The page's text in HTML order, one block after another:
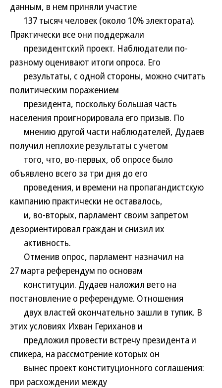
данным, в нем приняли участие
137 тысяч человек (около 10% электората).
Практически все они поддержали
президентский проект. Наблюдатели по-
разному оценивают итоги опроса. Его
результаты, с одной стороны, можно считать
политическим поражением
президента, поскольку большая часть
населения проигнорировала его призыв. По
мнению другой части наблюдателей, Дудаев
получил неплохие результаты с учетом
того, что, во-первых, об опросе было
объявлено всего за три дня до его
проведения, и времени на пропагандистскую
кампанию практически не оставалось,
и, во-вторых, парламент своим запретом
дезориентировал граждан и снизил их
активность.
Отменив опрос, парламент назначил на
27 марта референдум по основам
конституции. Дудаев наложил вето на
постановление о референдуме. Отношения
двух властей окончательно зашли в тупик. В
этих условиях Ихван Гериханов и
предложил провести встречу президента и
спикера, на рассмотрение которых он
вынес проект конституционного соглашения:
при расхождении между